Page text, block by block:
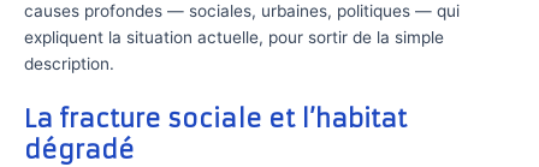
causes profondes — sociales, urbaines, politiques — qui
expliquent la situation actuelle, pour sortir de la simple
description.
La fracture sociale et l’habitat
dégradé